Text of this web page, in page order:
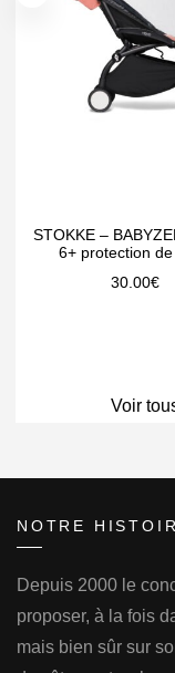
STOKKE –
6+ protection
30.00€
Voir
NOTRE
Depuis 2000 le
proposer, à la fois
mais bien sûr sur